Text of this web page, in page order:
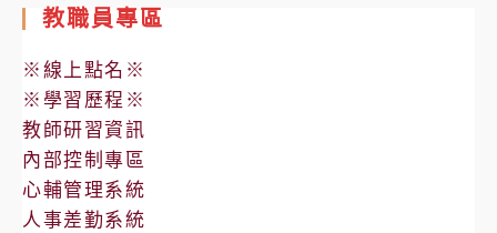
教職員專區
※線上點名※
※學習歷程※
教師研習資訊
內部控制專區
心輔管理系統
人事差勤系統